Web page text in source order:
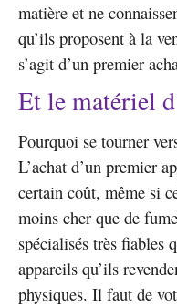
matière et ne
qu’ils proposent à la
s’agit d’un premier
Et le matériel
Pourquoi se tourner
L’achat d’un premier
certain coût, même si
moins cher que de
spécialisés très fiables
appareils qu’ils
physiques. Il faut de